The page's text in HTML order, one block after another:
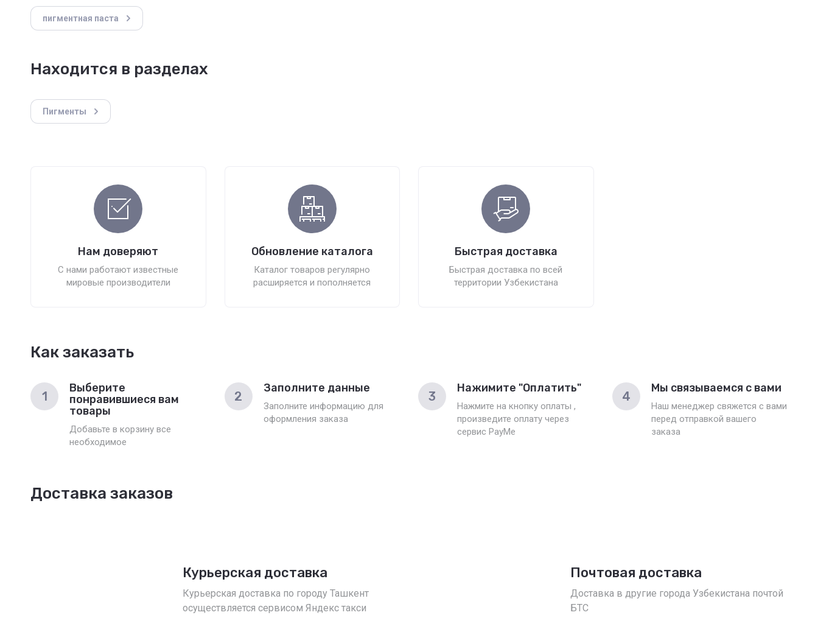
пигментная паста
Находится в разделах
Пигменты
Нам доверяют
С нами работают известные
мировые производители
Обновление каталога
Каталог товаров регулярно
расширяется и пополняется
Быстрая доставка
Быстрая доставка по всей
территории Узбекистана
Как заказать
1
Выберите
понравившиеся вам
товары
Добавьте в корзину все
необходимое
2
Заполните данные
Заполните информацию для
оформления заказа
3
Нажимите "Оплатить"
Нажмите на кнопку оплаты ,
произведите оплату через
сервис PayMe
4
Мы связываемся с вами
Наш менеджер свяжется с вами
перед отправкой вашего
заказа
Доставка заказов
Курьерская доставка
Курьерская доставка по городу Ташкент
осуществляется сервисом Яндекс такси
Почтовая доставка
Доставка в другие города Узбекистана почтой
БТС